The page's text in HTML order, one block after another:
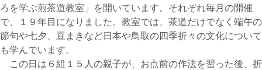
ろを学ぶ煎茶道教室」を開いています。それぞれ毎月の開催
で、１９年目になりました。教室では、茶道だけでなく端午の
節句や七夕、豆まきなど日本や鳥取の四季折々の文化について
も学んでいます。
この日は６組１５人の親子が、お点前の作法を習った後、折